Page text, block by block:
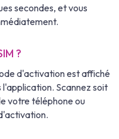
secondes, et vous
?
d'activation est affiché
Scannez soit
votre téléphone ou